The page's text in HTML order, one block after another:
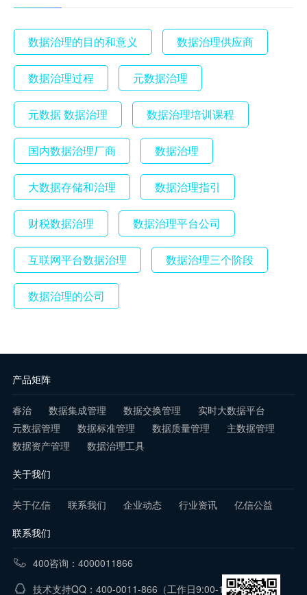
数据治理的目的和意义 数据治理供应商
数据治理过程 元数据治理
元数据 数据治理 数据治理培训课程
国内数据治理厂商 数据治理
大数据存储和治理 数据治理指引
财税数据治理 数据治理平台公司
互联网平台数据治理 数据治理三个阶段
数据治理的公司
产品矩阵
睿治 数据集成管理 数据交换管理
实时大数据平台
元数据管理
数据标准管理 数据质量管理
主数据管理
数据资产管理
数据治理工具
关于我们
关于亿信 联系我们 企业动态 行业资讯 亿信公益
联系我们
400咨询：4000011866
技术支持QQ：400-0011-866 （工作日9:00-18:00）